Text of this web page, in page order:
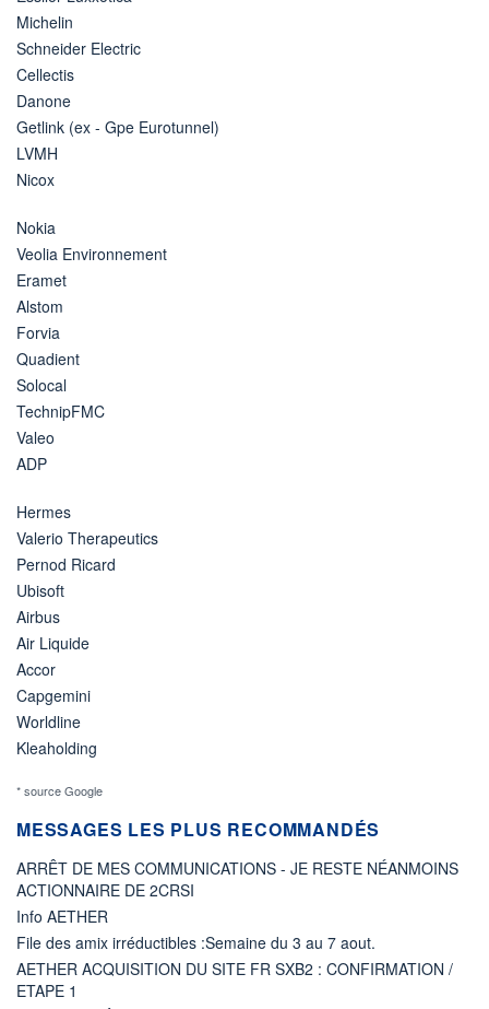
Michelin
Schneider Electric
Cellectis
Danone
Getlink (ex - Gpe Eurotunnel)
LVMH
Nicox
Nokia
Veolia Environnement
Eramet
Alstom
Forvia
Quadient
Solocal
TechnipFMC
Valeo
ADP
Hermes
Valerio Therapeutics
Pernod Ricard
Ubisoft
Airbus
Air Liquide
Accor
Capgemini
Worldline
Kleaholding
* source Google
MESSAGES LES PLUS RECOMMANDÉS
ARRÊT DE MES COMMUNICATIONS - JE RESTE NÉANMOINS
ACTIONNAIRE DE 2CRSI
Info AETHER
File des amix irréductibles :Semaine du 3 au 7 aout.
AETHER ACQUISITION DU SITE FR SXB2 : CONFIRMATION /
ETAPE 1